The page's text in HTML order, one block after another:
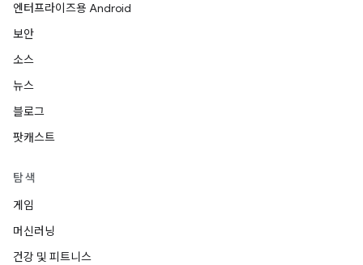
엔터프라이즈용 Android
보안
소스
뉴스
블로그
팟캐스트
탐색
게임
머신러닝
건강 및 피트니스